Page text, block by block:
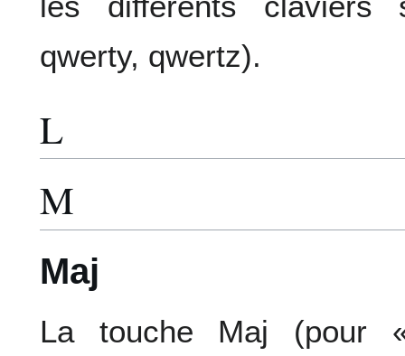
qwerty, qwertz).
L
M
Maj
La touche Maj (pour